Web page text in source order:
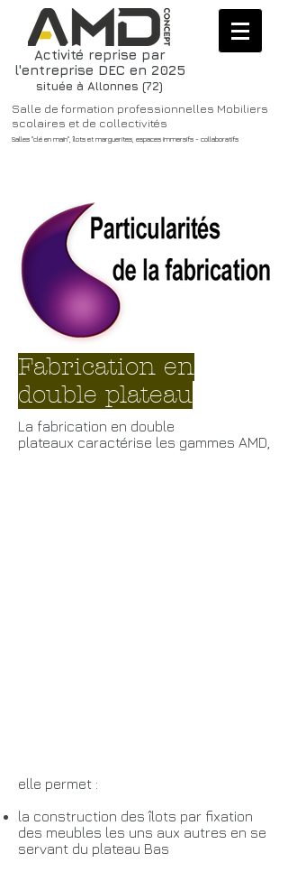
Activité reprise par
l'entreprise DEC en 2025
située à Allonnes (72)
Salle de formation professionnelles Mobiliers
scolaires et de collectivités
Salles "clé en main", îlots et marguerites, espaces immersifs - collaboratifs
Fabrication en
double plateau
La fabrication en double
plateaux caractérise les gammes AMD,
elle permet :
la construction des îlots par fixation
des meubles les uns aux autres en se
servant du plateau Bas